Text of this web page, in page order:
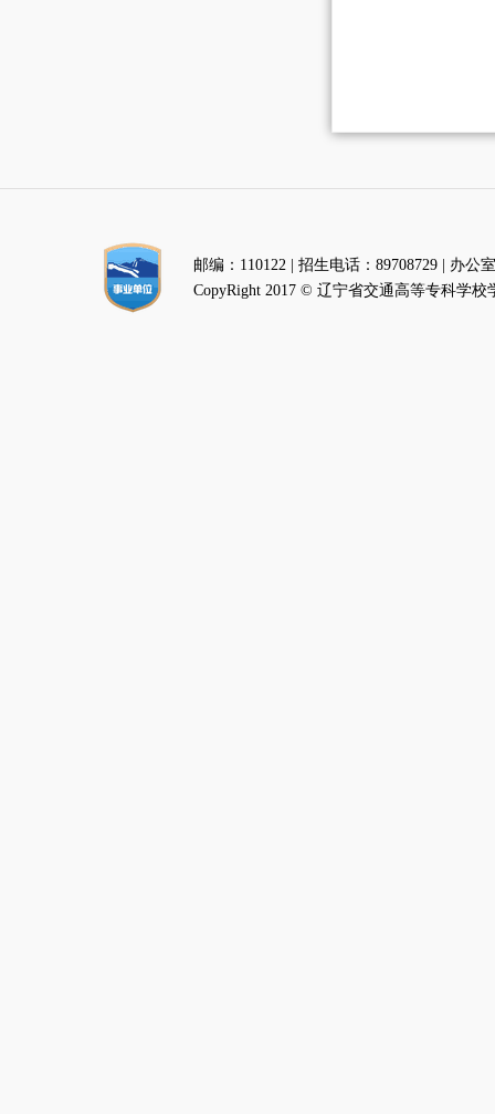
邮编：110122 | 招生电话：89708729 | 办公
CopyRight 2017 © 辽宁省交通高等专科学校